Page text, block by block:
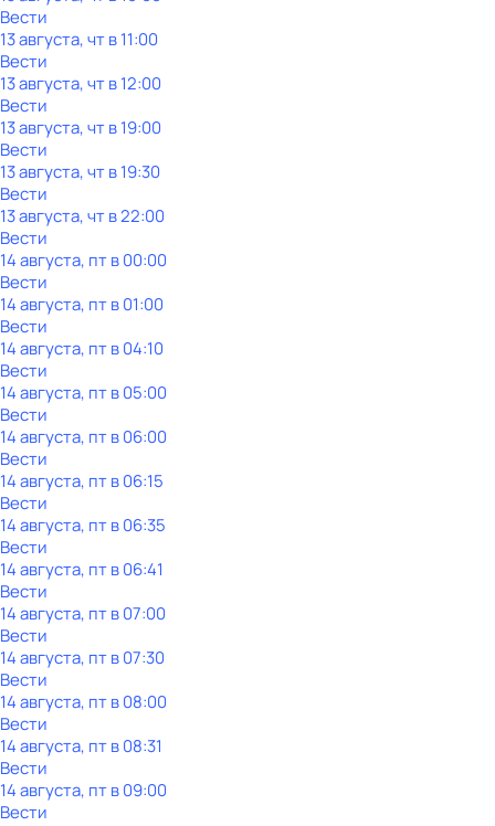
Вести
13 августа, чт в 11:00
Вести
13 августа, чт в 12:00
Вести
13 августа, чт в 19:00
Вести
13 августа, чт в 19:30
Вести
13 августа, чт в 22:00
Вести
14 августа, пт в 00:00
Вести
14 августа, пт в 01:00
Вести
14 августа, пт в 04:10
Вести
14 августа, пт в 05:00
Вести
14 августа, пт в 06:00
Вести
14 августа, пт в 06:15
Вести
14 августа, пт в 06:35
Вести
14 августа, пт в 06:41
Вести
14 августа, пт в 07:00
Вести
14 августа, пт в 07:30
Вести
14 августа, пт в 08:00
Вести
14 августа, пт в 08:31
Вести
14 августа, пт в 09:00
Вести